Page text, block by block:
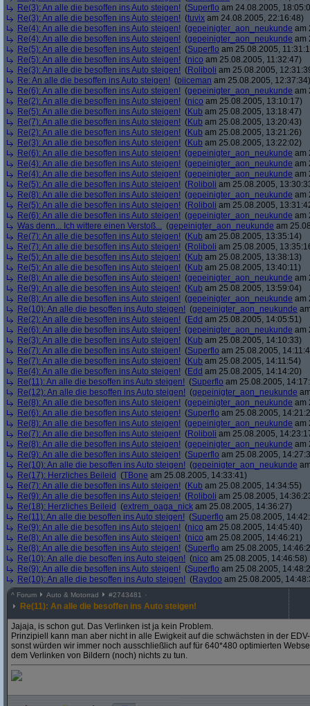
Re(3): An alle die besoffen ins Auto steigen! (Superflo am 24.08.2005,
Re(3): An alle die besoffen ins Auto steigen! (tuvix am 24.08.2005, 22:16:48)
Re(4): An alle die besoffen ins Auto steigen! (gepeinigter_aon_neukunde am
Re(4): An alle die besoffen ins Auto steigen! (gepeinigter_aon_neukunde am
Re(5): An alle die besoffen ins Auto steigen! (Superflo am 25.08.2005,
Re(5): An alle die besoffen ins Auto steigen! (nico am 25.08.2005, 11:32:47)
Re(3): An alle die besoffen ins Auto steigen! (Roliboli am 25.08.2005,
Re: An alle die besoffen ins Auto steigen! (piiceman am 25.08.2005, 12:37:34)
Re(6): An alle die besoffen ins Auto steigen! (gepeinigter_aon_neukunde am
Re(2): An alle die besoffen ins Auto steigen! (nico am 25.08.2005, 13:10:17)
Re(5): An alle die besoffen ins Auto steigen! (Kub am 25.08.2005, 13:18:47)
Re(7): An alle die besoffen ins Auto steigen! (Kub am 25.08.2005, 13:20:43)
Re(2): An alle die besoffen ins Auto steigen! (Kub am 25.08.2005, 13:21:26)
Re(3): An alle die besoffen ins Auto steigen! (Kub am 25.08.2005, 13:22:02)
Re(6): An alle die besoffen ins Auto steigen! (gepeinigter_aon_neukunde am
Re(4): An alle die besoffen ins Auto steigen! (gepeinigter_aon_neukunde am
Re(4): An alle die besoffen ins Auto steigen! (gepeinigter_aon_neukunde am
Re(5): An alle die besoffen ins Auto steigen! (Roliboli am 25.08.2005,
Re(8): An alle die besoffen ins Auto steigen! (gepeinigter_aon_neukunde am
Re(5): An alle die besoffen ins Auto steigen! (Roliboli am 25.08.2005,
Re(6): An alle die besoffen ins Auto steigen! (gepeinigter_aon_neukunde am
Was denn... Ich wittere einen Verstoß... (gepeinigter_aon_neukunde am
Re(7): An alle die besoffen ins Auto steigen! (Kub am 25.08.2005, 13:35:14)
Re(7): An alle die besoffen ins Auto steigen! (Roliboli am 25.08.2005,
Re(5): An alle die besoffen ins Auto steigen! (Kub am 25.08.2005, 13:38:13)
Re(5): An alle die besoffen ins Auto steigen! (Kub am 25.08.2005, 13:40:11)
Re(8): An alle die besoffen ins Auto steigen! (gepeinigter_aon_neukunde am
Re(9): An alle die besoffen ins Auto steigen! (Kub am 25.08.2005, 13:59:04)
Re(8): An alle die besoffen ins Auto steigen! (gepeinigter_aon_neukunde am
Re(10): An alle die besoffen ins Auto steigen! (gepeinigter_aon_neukunde
Re(2): An alle die besoffen ins Auto steigen! (Edd am 25.08.2005, 14:05:51)
Re(6): An alle die besoffen ins Auto steigen! (gepeinigter_aon_neukunde am
Re(3): An alle die besoffen ins Auto steigen! (Kub am 25.08.2005, 14:10:33)
Re(7): An alle die besoffen ins Auto steigen! (Superflo am 25.08.2005,
Re(7): An alle die besoffen ins Auto steigen! (Kub am 25.08.2005, 14:11:54)
Re(4): An alle die besoffen ins Auto steigen! (Edd am 25.08.2005, 14:14:20)
Re(11): An alle die besoffen ins Auto steigen! (Superflo am 25.08.2005,
Re(12): An alle die besoffen ins Auto steigen! (gepeinigter_aon_neukunde
Re(8): An alle die besoffen ins Auto steigen! (gepeinigter_aon_neukunde am
Re(6): An alle die besoffen ins Auto steigen! (Superflo am 25.08.2005,
Re(8): An alle die besoffen ins Auto steigen! (gepeinigter_aon_neukunde am
Re(7): An alle die besoffen ins Auto steigen! (Roliboli am 25.08.2005,
Re(8): An alle die besoffen ins Auto steigen! (gepeinigter_aon_neukunde am
Re(9): An alle die besoffen ins Auto steigen! (Superflo am 25.08.2005,
Re(10): An alle die besoffen ins Auto steigen! (gepeinigter_aon_neukunde
Re(17): Herzliches Beileid (TBone am 25.08.2005, 14:33:41)
Re(7): An alle die besoffen ins Auto steigen! (Kub am 25.08.2005, 14:34:55)
Re(9): An alle die besoffen ins Auto steigen! (Roliboli am 25.08.2005,
Re(18): Herzliches Beileid (extrem_oaga_nick am 25.08.2005, 14:36:27)
Re(11): An alle die besoffen ins Auto steigen! (Superflo am 25.08.2005,
Re(9): An alle die besoffen ins Auto steigen! (nico am 25.08.2005, 14:45:40)
Re(8): An alle die besoffen ins Auto steigen! (nico am 25.08.2005, 14:46:21)
Re(8): An alle die besoffen ins Auto steigen! (Superflo am 25.08.2005,
Re(10): An alle die besoffen ins Auto steigen! (nico am 25.08.2005, 14:46:58)
Re(9): An alle die besoffen ins Auto steigen! (Superflo am 25.08.2005,
Re(10): An alle die besoffen ins Auto steigen! (Raydoo am 25.08.2005,
^ Forum Auto & Motorrad #2743481
Re(11): An alle die besoffen ins Auto steigen!
Jajaja, is schon gut. Das Verlinken ist ja kein Problem.
Prinzipiell kann man aber nicht in alle Ewigkeit auf die schwächsten in der
sonst würden wir immer noch ausschließlich auf für 640*480 optimierten
dem Verlinken von Bildern (noch) nichts zu tun.